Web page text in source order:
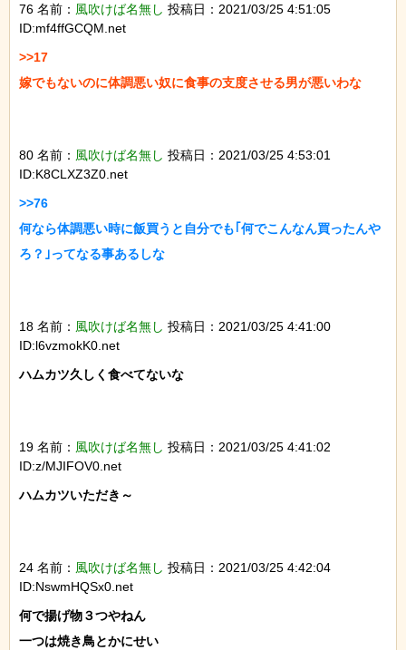
76 名前： 風吹けば名無し 投稿日：2021/03/25 4:51:05
ID:mf4ffGCQM.net
>>17
嫁でもないのに体調悪い奴に食事の支度させる男が悪いわな
80 名前： 風吹けば名無し 投稿日：2021/03/25 4:53:01
ID:K8CLXZ3Z0.net
>>76
何なら体調悪い時に飯買うと自分でも｢何でこんなん買ったんや
ろ？｣ってなる事あるしな
18 名前： 風吹けば名無し 投稿日：2021/03/25 4:41:00
ID:l6vzmokK0.net
ハムカツ久しく食べてないな
19 名前： 風吹けば名無し 投稿日：2021/03/25 4:41:02
ID:z/MJIFOV0.net
ハムカツいただき～
24 名前： 風吹けば名無し 投稿日：2021/03/25 4:42:04
ID:NswmHQSx0.net
何で揚げ物３つやねん
一つは焼き鳥とかにせい